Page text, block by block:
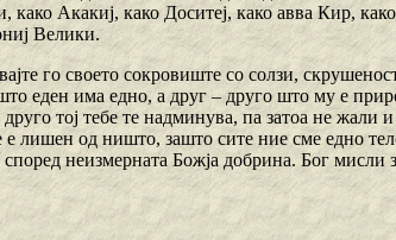
Акакиј, како Доситеј, како авва Кир,
Велики.
го своето сокровиште со солзи,
еден има едно, а друг – друго што му е
тој тебе те надминува, па затоа не жали
е лишен од ништо, зашто сите ние сме едно
неизмерната Божја добрина. Бог мисли